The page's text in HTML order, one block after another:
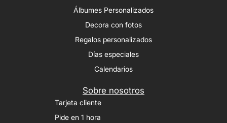
Álbumes Personalizados
Decora con fotos
Regalos personalizados
Días especiales
Calendarios
Sobre nosotros
Tarjeta cliente
Pide en 1 hora